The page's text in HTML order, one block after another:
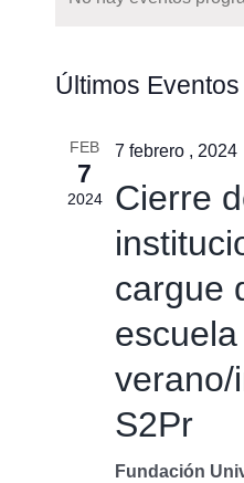
Últimos
FEB
7
2024
7 febrero , 2024
Cierre
cargue
verano/
S2Pr
Fundación